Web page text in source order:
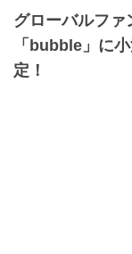
グローバルファ
「bubble」に
定！